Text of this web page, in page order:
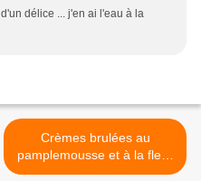
délice ... j'en ai l'eau à la
Crèmes brulées au
pamplemousse et à la fleur
d'oranger >